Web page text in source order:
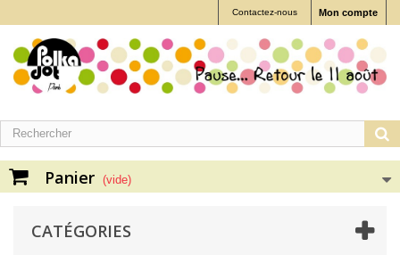
Mon compte
Contactez-nous
Panier (vide)
CATÉGORIES